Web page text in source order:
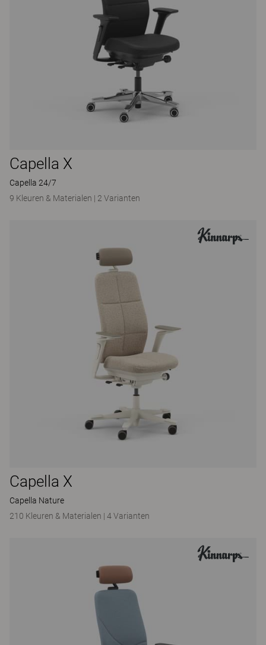
Capella X
Capella 24/7
9 Kleuren & Materialen | 2 Varianten
Capella X
Capella Nature
210 Kleuren & Materialen | 4 Varianten